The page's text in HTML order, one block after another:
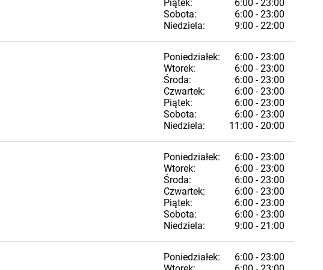
Piątek:
6:00 - 23:00
Sobota:
6:00 - 23:00
Niedziela:
9:00 - 22:00
Poniedziałek:
6:00 - 23:00
Wtorek:
6:00 - 23:00
Środa:
6:00 - 23:00
Czwartek:
6:00 - 23:00
Piątek:
6:00 - 23:00
Sobota:
6:00 - 23:00
Niedziela:
11:00 - 20:00
Poniedziałek:
6:00 - 23:00
Wtorek:
6:00 - 23:00
Środa:
6:00 - 23:00
Czwartek:
6:00 - 23:00
Piątek:
6:00 - 23:00
Sobota:
6:00 - 23:00
Niedziela:
9:00 - 21:00
Poniedziałek:
6:00 - 23:00